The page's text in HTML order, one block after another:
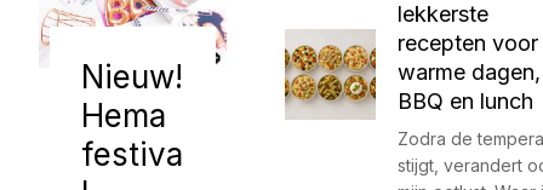
Nieuw!
Hema
festiva
lekkerste
recepten voor
warme dagen,
BBQ en lunch
Zodra de
stijgt, verandert